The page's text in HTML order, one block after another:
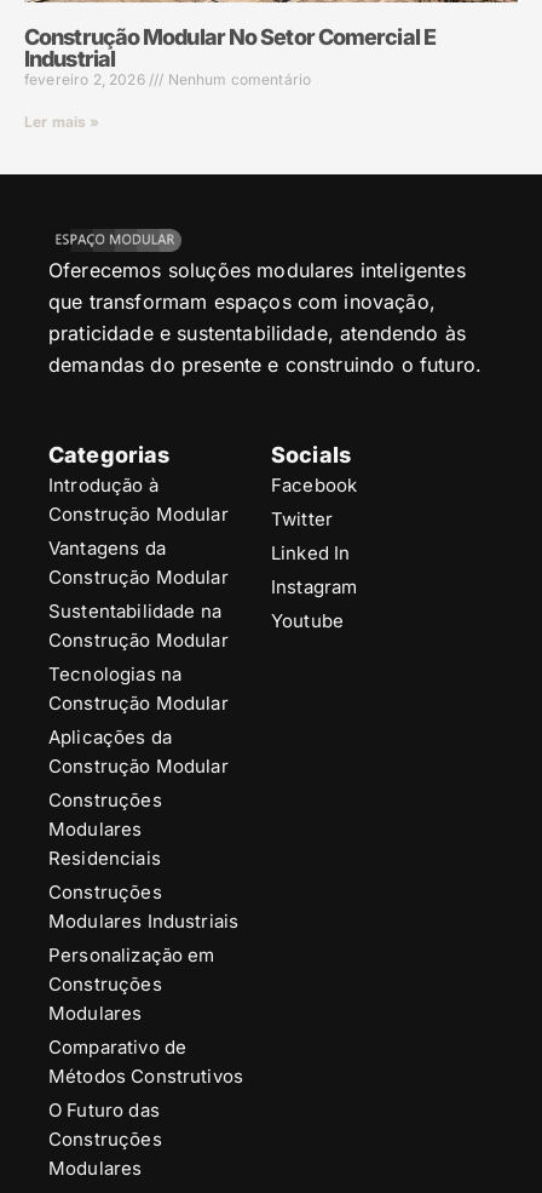
Construção Modular No Setor Comercial E
Industrial
fevereiro 2, 2026 Nenhum comentário
Ler mais »
Oferecemos soluções modulares inteligentes
que transformam espaços com inovação,
praticidade e sustentabilidade, atendendo às
demandas do presente e construindo o futuro.
Categorias
Introdução à
Construção Modular
Vantagens da
Construção Modular
Sustentabilidade na
Construção Modular
Tecnologias na
Construção Modular
Aplicações da
Construção Modular
Construções
Modulares
Residenciais
Construções
Modulares Industriais
Personalização em
Construções
Modulares
Comparativo de
Métodos Construtivos
O Futuro das
Construções
Modulares
Socials
Facebook
Twitter
Linked In
Instagram
Youtube